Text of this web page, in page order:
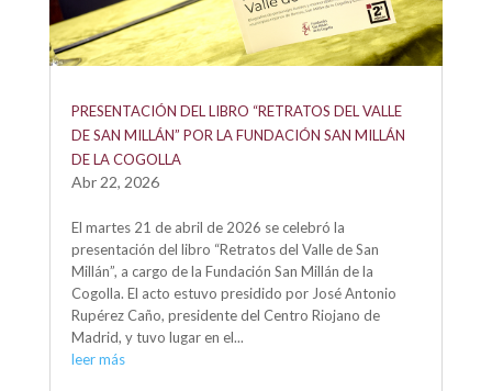
PRESENTACIÓN DEL LIBRO “RETRATOS DEL VALLE
DE SAN MILLÁN” POR LA FUNDACIÓN SAN MILLÁN
DE LA COGOLLA
Abr 22, 2026
El martes 21 de abril de 2026 se celebró la
presentación del libro “Retratos del Valle de San
Millán”, a cargo de la Fundación San Millán de la
Cogolla. El acto estuvo presidido por José Antonio
Rupérez Caño, presidente del Centro Riojano de
Madrid, y tuvo lugar en el...
leer más